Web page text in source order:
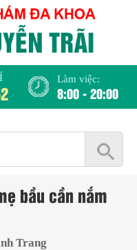
Làm việc:
8:00 - 20:00
bầu cần nắm
Trang